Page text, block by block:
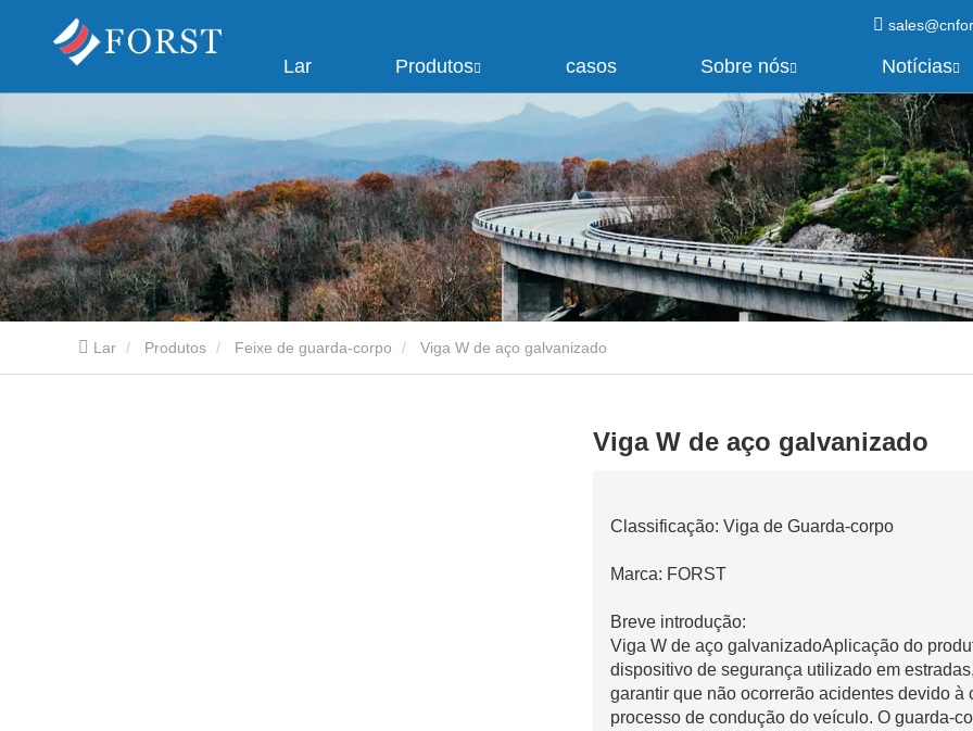
Lar Produtos casos Sobre nós Notícias
Lar Produtos Feixe de guarda-corpo Viga W de aço galvanizado
Viga W de aço galvanizado
Classificação: Viga de Guarda-corpo
Marca: FORST
Breve introdução:
Viga W de aço galvanizadoAplicação do
dispositivo de segurança utilizado em
garantir que não ocorrerão acidentes devido
processo de condução do veículo. O guarda-